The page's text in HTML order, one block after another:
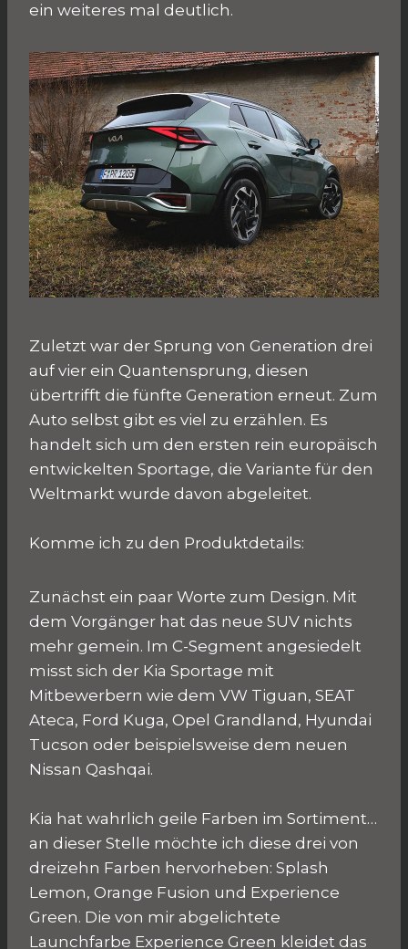
ein weiteres mal deutlich.
Zuletzt war der Sprung von Generation drei
auf vier ein Quantensprung, diesen
übertrifft die fünfte Generation erneut. Zum
Auto selbst gibt es viel zu erzählen. Es
handelt sich um den ersten rein europäisch
entwickelten Sportage, die Variante für den
Weltmarkt wurde davon abgeleitet.
Komme ich zu den Produktdetails:
Zunächst ein paar Worte zum Design. Mit
dem Vorgänger hat das neue SUV nichts
mehr gemein. Im C-Segment angesiedelt
misst sich der Kia Sportage mit
Mitbewerbern wie dem VW Tiguan, SEAT
Ateca, Ford Kuga, Opel Grandland, Hyundai
Tucson oder beispielsweise dem neuen
Nissan Qashqai.
Kia hat wahrlich geile Farben im Sortiment…
an dieser Stelle möchte ich diese drei von
dreizehn Farben hervorheben: Splash
Lemon, Orange Fusion und Experience
Green. Die von mir abgelichtete
Launchfarbe Experience Green kleidet das